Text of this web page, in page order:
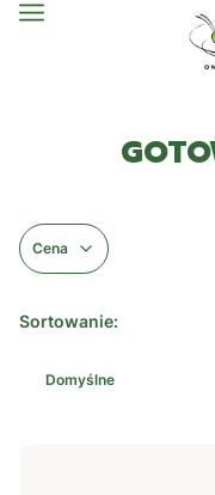
Menu
Cena
Lista produktów
Sortowanie:
Domyślne